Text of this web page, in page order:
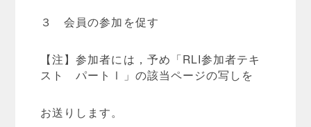
３ 会員の参加を促す
【注】参加者には，予め「RLI参加者テキ
スト パートⅠ」の該当ページの写しを
お送りします。